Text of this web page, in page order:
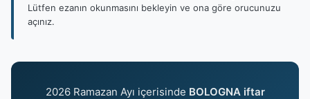
Lütfen ezanın okunmasını bekleyin ve ona göre orucunuzu
açınız.
2026 Ramazan Ayı içerisinde BOLOGNA iftar